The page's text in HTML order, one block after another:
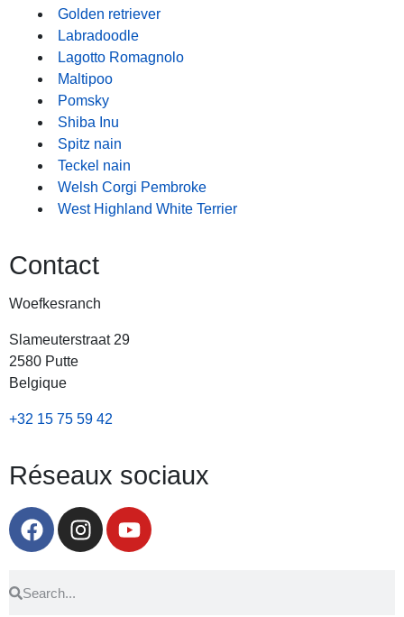
Golden retriever
Labradoodle
Lagotto Romagnolo
Maltipoo
Pomsky
Shiba Inu
Spitz nain
Teckel nain
Welsh Corgi Pembroke
West Highland White Terrier
Contact
Woefkesranch
Slameuterstraat 29
2580 Putte
Belgique
+32 15 75 59 42
Réseaux sociaux